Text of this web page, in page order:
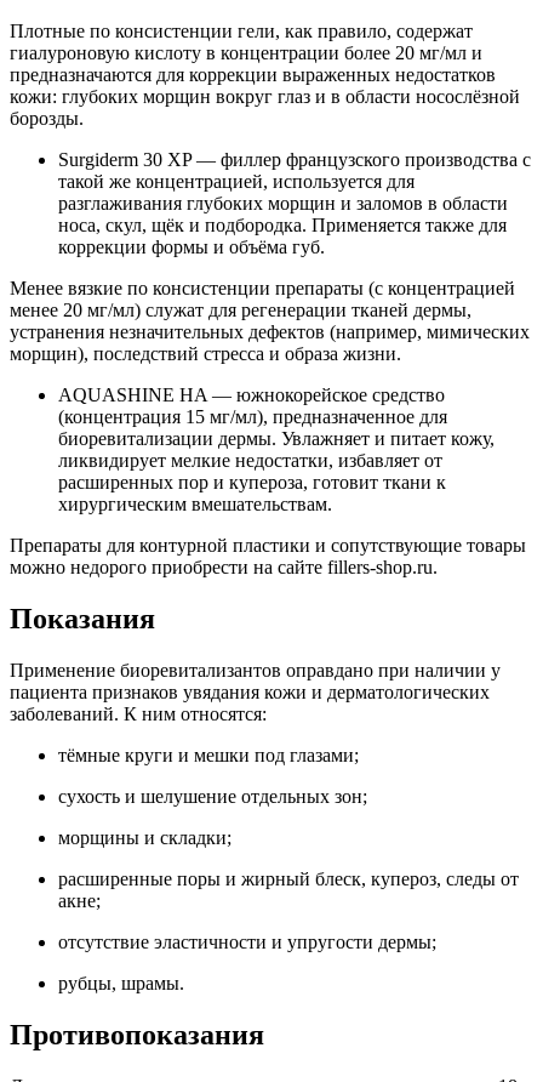
Плотные по консистенции гели, как правило, содержат
гиалуроновую кислоту в концентрации более 20 мг/мл и
предназначаются для коррекции выраженных недостатков
кожи: глубоких морщин вокруг глаз и в области носослёзной
борозды.
Surgiderm 30 XP — филлер французского производства с
такой же концентрацией, используется для
разглаживания глубоких морщин и заломов в области
носа, скул, щёк и подбородка. Применяется также для
коррекции формы и объёма губ.
Менее вязкие по консистенции препараты (с концентрацией
менее 20 мг/мл) служат для регенерации тканей дермы,
устранения незначительных дефектов (например, мимических
морщин), последствий стресса и образа жизни.
AQUASHINE HA — южнокорейское средство
(концентрация 15 мг/мл), предназначенное для
биоревитализации дермы. Увлажняет и питает кожу,
ликвидирует мелкие недостатки, избавляет от
расширенных пор и купероза, готовит ткани к
хирургическим вмешательствам.
Препараты для контурной пластики и сопутствующие товары
можно недорого приобрести на сайте fillers-shop.ru.
Показания
Применение биоревитализантов оправдано при наличии у
пациента признаков увядания кожи и дерматологических
заболеваний. К ним относятся:
тёмные круги и мешки под глазами;
сухость и шелушение отдельных зон;
морщины и складки;
расширенные поры и жирный блеск, купероз, следы от
акне;
отсутствие эластичности и упругости дермы;
рубцы, шрамы.
Противопоказания